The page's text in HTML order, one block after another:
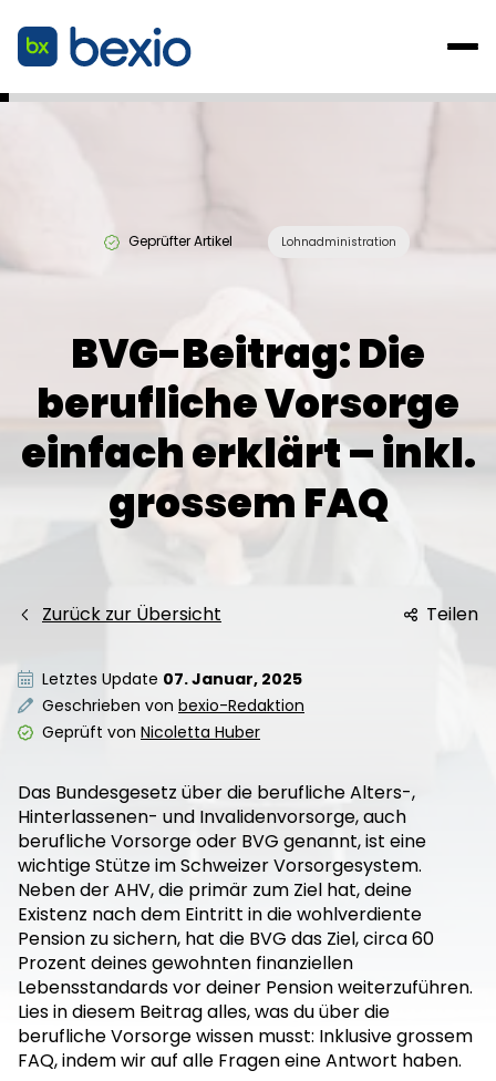
Geprüfter Artikel Lohnadministration
BVG-Beitrag: Die
berufliche Vorsorge
einfach erklärt – inkl.
grossem FAQ
Zurück zur Übersicht Teilen
Letztes Update 07. Januar, 2025
Geschrieben von bexio-Redaktion
Geprüft von Nicoletta Huber
Das Bundesgesetz über die berufliche Alters-,
Hinterlassenen- und Invalidenvorsorge, auch
berufliche Vorsorge oder BVG genannt, ist eine
wichtige Stütze im Schweizer Vorsorgesystem.
Neben der AHV, die primär zum Ziel hat, deine
Existenz nach dem Eintritt in die wohlverdiente
Pension zu sichern, hat die BVG das Ziel, circa 60
Prozent deines gewohnten finanziellen
Lebensstandards vor deiner Pension weiterzuführen.
Lies in diesem Beitrag alles, was du über die
berufliche Vorsorge wissen musst: Inklusive grossem
FAQ, indem wir auf alle Fragen eine Antwort haben.